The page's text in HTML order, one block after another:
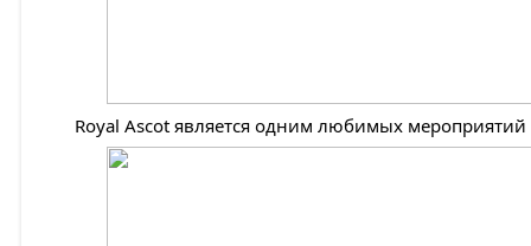
Royal Ascot является одним любимых